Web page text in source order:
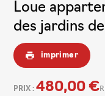
Loue
des jardins
imprimer
PRIX :480,00 €